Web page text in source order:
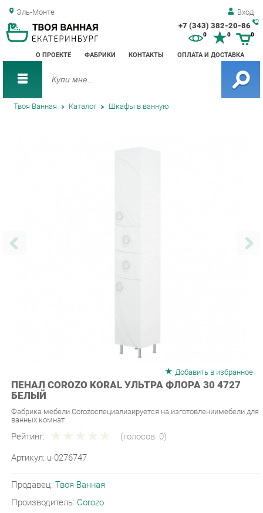
Эль-Монте Вход
+7 (343) 382-20-86
О ПРОЕКТЕ ФАБРИКИ КОНТАКТЫ ОПЛАТА И ДОСТАВКА
0 0
Твоя Ванная Каталог Шкафы в ванную
ПЕНАЛ COROZO KORAL УЛЬТРА ФЛОРА 30 4727
БЕЛЫЙ
Фабрика мебели Corozoспециализируется на изготовлениимебели для
Рейтинг: (голосов:
Артикул: u-0276747
Продавец:
Производитель: Corozo
Последняя цена: 10 290 ₽